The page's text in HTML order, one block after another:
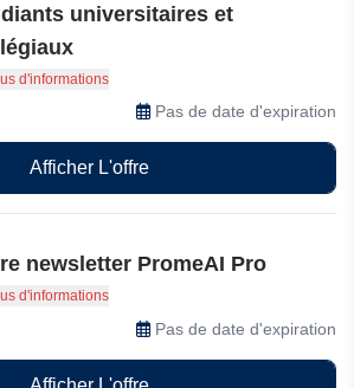
universitaires et
universitaires et supérieurs
utiliser PromeAI pour réaliser des
complexes, des projets de recherche et
de constitution de portfolio. Obtenez
vérification pour bénéficier d'une réduction
et propulser votre travail académique au
supérieur.
Plus d'informations
Pas de date d'expiration
Afficher L'offre
newsletter PromeAI Pro
vous et recevez des offres
Plus d'informations
Pas de date d'expiration